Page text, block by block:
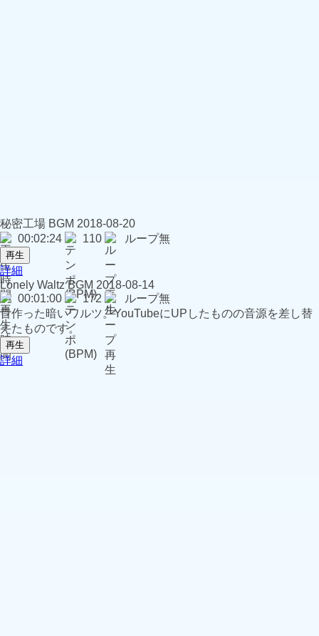
秘密工場 BGM 2018-08-20
00:02:24
110 ループ無
再生
詳細
Lonely Waltz BGM 2018-08-14
00:01:00
172
ループ無
昔作った暗いワルツ。YouTubeにUPしたものの音源を差し替
えたものです。
再生
詳細